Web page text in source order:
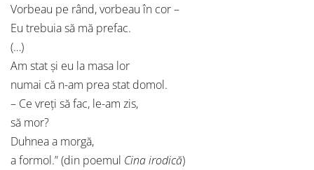
Vorbeau pe rând, vorbeau în cor –
Eu trebuia să mă prefac.
(…)
Am stat și eu la masa lor
numai că n-am prea stat domol.
– Ce vreți să fac, le-am zis,
să mor?
Duhnea a morgă,
a formol.” (din poemul Cina irodică)